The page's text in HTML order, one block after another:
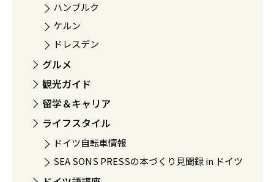
ハンブルク
ケルン
ドレスデン
グルメ
観光ガイド
留学＆キャリア
ライフスタイル
ドイツ自転車情報
SEA SONS PRESSの本づくり見聞録 in ドイツ